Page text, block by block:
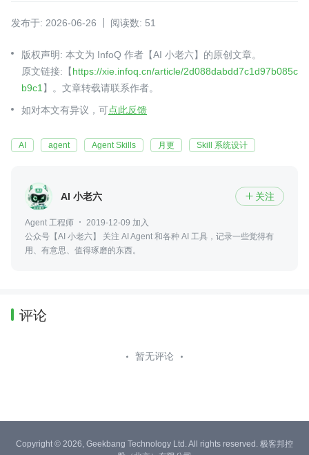
发布于: 2026-06-26 阅读数: 51
版权声明: 本文为 InfoQ 作者【AI 小老六】的原创文章。
原文链接:【https://xie.infoq.cn/article/2d088dabdd7c1d97b085c
b9c1】。文章转载请联系作者。
如对本文有异议，可点此反馈
AI agent Agent Skills 月更 Skill 系统设计
AI 小老六  关注
Agent 工程师
2019-12-09 加入
公众号【AI 小老六】 关注 AI Agent 和各种 AI 工具，记录一些觉得有
用、有意思、值得琢磨的东西。
评论
暂无评论
Copyright © 2026, Geekbang Technology Ltd. All rights reserved. 极客邦控